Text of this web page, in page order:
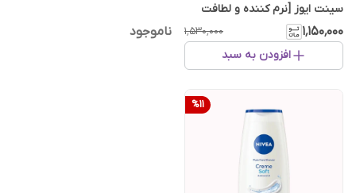
سینت ایوز [نرم کننده و لطافت
بخش]
۱٬۱۵۰٬۰۰۰ ۱٬۵۳۰٬۰۰۰
افزودن به سبد
ناموجود
%11